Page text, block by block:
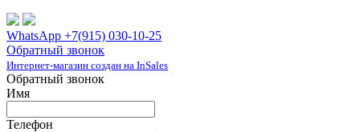
WhatsApp +7(915) 030-10-25
Обратный звонок
Интернет-магазин создан на InSales
Обратный звонок
Имя
Телефон